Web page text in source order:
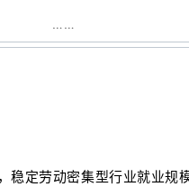
……
定劳动密集型行业就业